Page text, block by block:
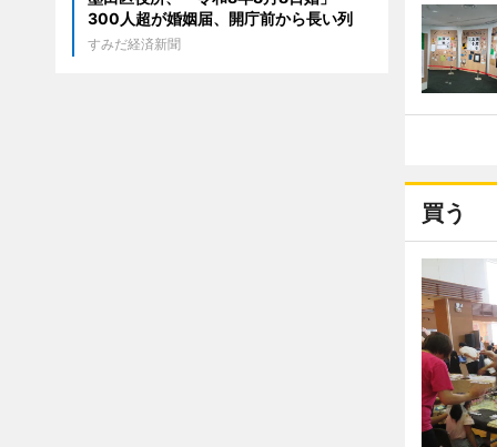
買う
300人超が婚姻届、開庁前から長い列
すみだ経済新聞